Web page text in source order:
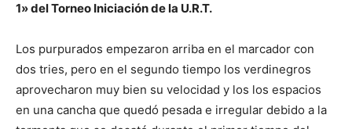
1» del Torneo Iniciación de la U.R.T.
Los purpurados empezaron arriba en el marcador con
dos tries, pero en el segundo tiempo los verdinegros
aprovecharon muy bien su velocidad y los los espacios
en una cancha que quedó pesada e irregular debido a la